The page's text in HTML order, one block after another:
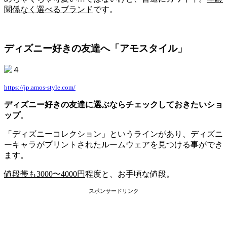
関係なく選べるブランドです。
ディズニー好きの友達へ「アモスタイル」
https://jp.amos-style.com/
ディズニー好きの友達に選ぶならチェックしておきたいショ
ップ。
「ディズニーコレクション」というラインがあり、ディズニ
ーキャラがプリントされたルームウェアを見つける事ができ
ます。
値段帯も3000〜4000円程度と、お手頃な値段。
スポンサードリンク